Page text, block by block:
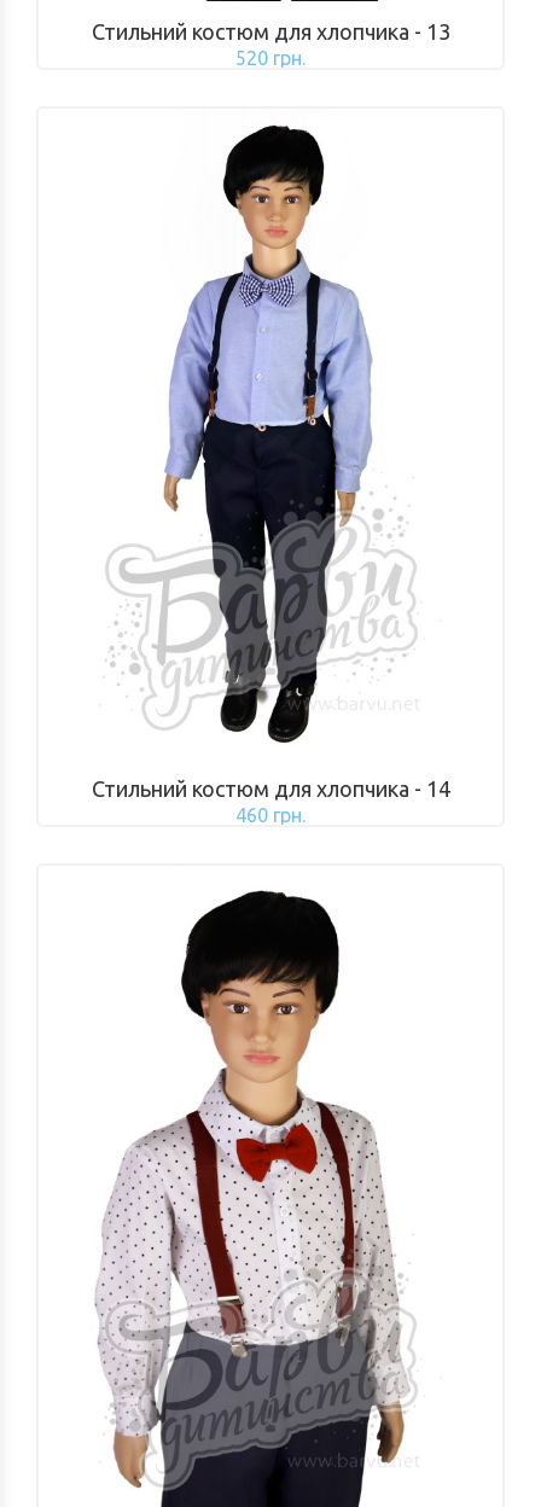
Стильний костюм для хлопчика - 13
520 грн.
Стильний костюм для хлопчика - 14
460 грн.